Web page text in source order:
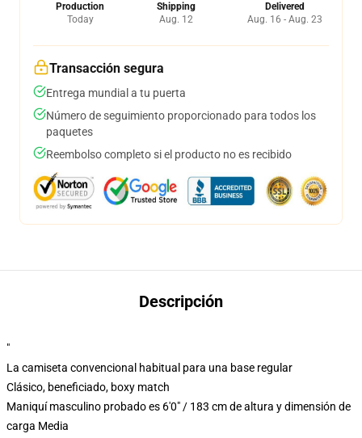
Production
Today
Shipping
Aug. 12
Delivered
Aug. 16 - Aug. 23
Transacción segura
Entrega mundial a tu puerta
Número de seguimiento proporcionado para todos los
paquetes
Reembolso completo si el producto no es recibido
Descripción
"
La camiseta convencional habitual para una base regular
Clásico, beneficiado, boxy match
Maniquí masculino probado es 6'0" / 183 cm de altura y dimensión de
carga Media